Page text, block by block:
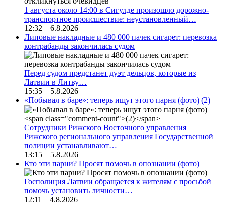
1 августа около 14:00 в Сигулде произошло дорожно-
транспортное происшествие: неустановленный…
12:32 6.8.2026
Липовые накладные и 480 000 пачек сигарет: перевозка
контрабанды закончилась судом
Перед судом предстанет дуэт дельцов, которые из
Латвии в Литву…
15:35 5.8.2026
«Побывал в баре»: теперь ищут этого парня (фото) (2)
Сотрудники Рижского Восточного управления
Рижского регионального управления Государственной
полиции устанавливают…
13:15 5.8.2026
Кто эти парни? Просят помочь в опознании (фото)
Госполиция Латвии обращается к жителям с просьбой
помочь установить личности…
12:11 4.8.2026